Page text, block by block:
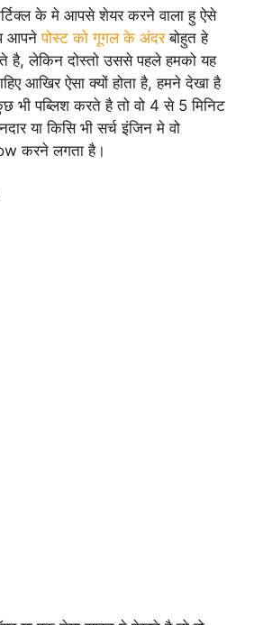
के मे आपसे शेयर करने वाला हु ऐसे
आपनेपोस्ट को गूगल के अंदरबोहुत हे
लेकिन दोस्तो उससे पहले हमको यह
आखिर ऐसा क्यों होता है, हमने देखा है
भी पब्लिश करते है तो वो 4 से 5 मिनिट
या किसि भी सर्च इंजिन मे वो
करने लगता है।